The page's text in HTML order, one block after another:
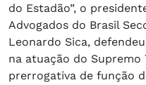
do Estadão”, o
Advogados do Brasil
Leonardo Sica,
na atuação do
prerrogativa de função